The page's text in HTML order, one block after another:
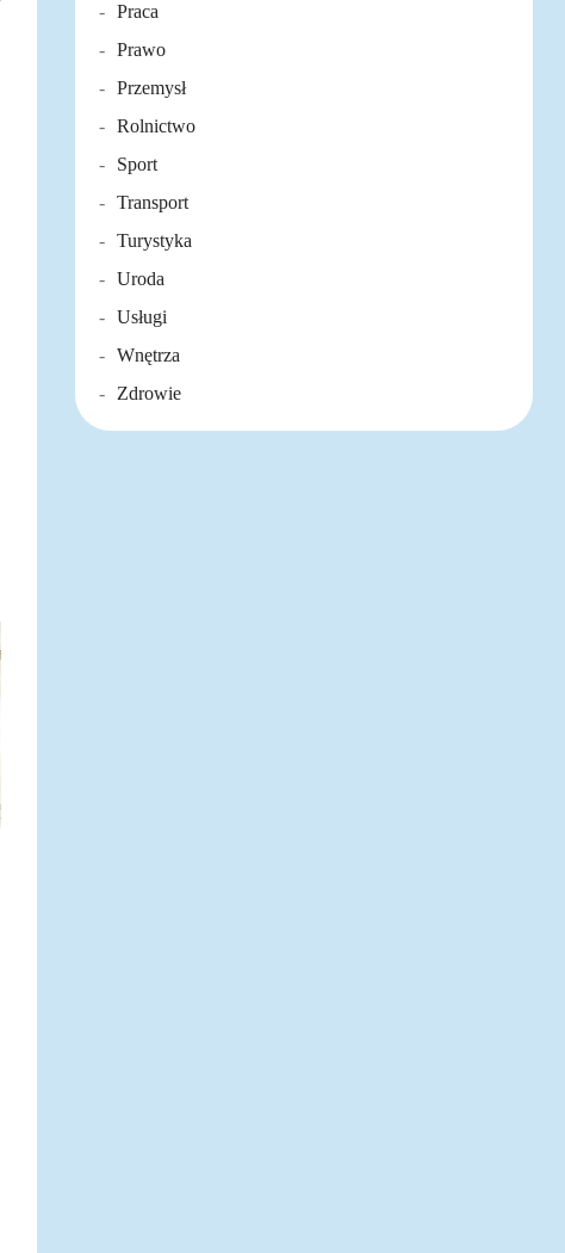
Praca
Prawo
Przemysł
Rolnictwo
Sport
Transport
Turystyka
Uroda
Usługi
Wnętrza
Zdrowie